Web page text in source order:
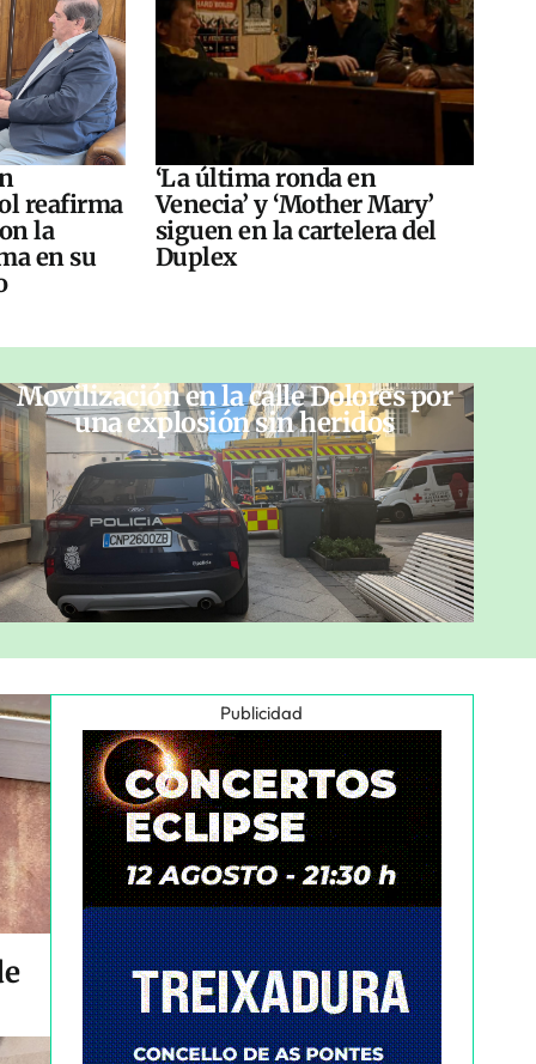
reafirma
la
en su
‘La última ronda en
Venecia’ y ‘Mother Mary’
siguen en la cartelera del
Duplex
Movilización en la calle Dolores por
una explosión sin heridos
Publicidad